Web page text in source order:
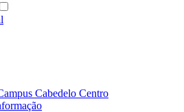
Cabedelo Centro